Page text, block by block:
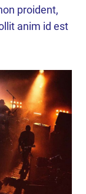
proident,
anim id est